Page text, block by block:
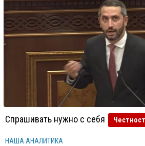
Спрашивать нужно с себя
НАША АНАЛИТИКА